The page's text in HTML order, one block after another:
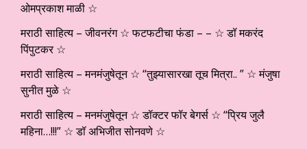
ओमप्रकाश माळी ☆
मराठी साहित्य – जीवनरंग ☆ फटफटीचा फंडा – – ☆ डॉ मकरंद
पिंपुटकर ☆
मराठी साहित्य – मनमंजुषेतून ☆ “तुझ्यासारखा तूच मित्रा.. ” ☆ मंजुषा
सुनीत मुळे ☆
मराठी साहित्य – मनमंजुषेतून ☆ डॉक्टर फॉर बेगर्स ☆ “प्रिय जुलै
महिना…!!!” ☆ डॉ अभिजीत सोनवणे ☆